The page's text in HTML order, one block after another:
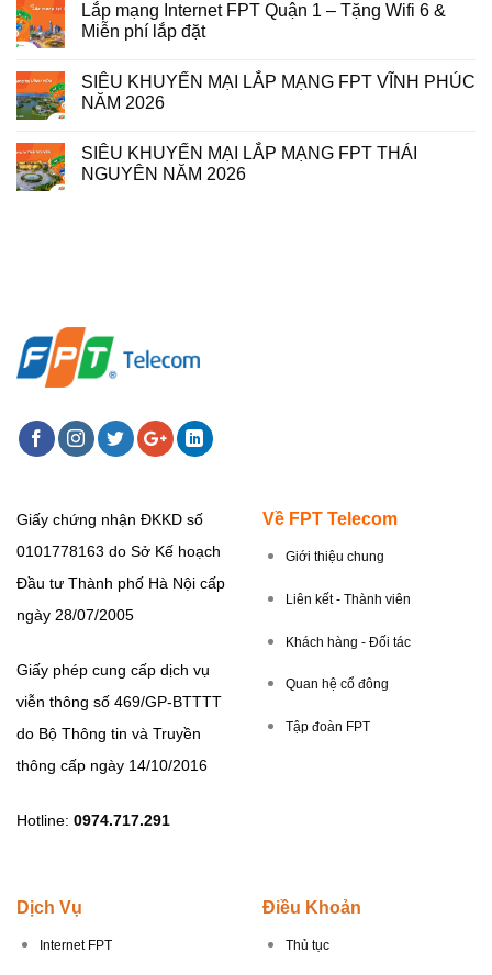
Lắp mạng Internet FPT Quận 1 – Tặng Wifi 6 &
Miễn phí lắp đặt
SIÊU KHUYẾN MẠI LẮP MẠNG FPT VĨNH PHÚC
NĂM 2026
SIÊU KHUYẾN MẠI LẮP MẠNG FPT THÁI
NGUYÊN NĂM 2026
Giấy chứng nhận ĐKKD số
0101778163 do Sở Kế hoạch
Đầu tư Thành phố Hà Nội cấp
ngày 28/07/2005
Giấy phép cung cấp dịch vụ
viễn thông số 469/GP-BTTTT
do Bộ Thông tin và Truyền
thông cấp ngày 14/10/2016
Hotline: 0974.717.291
Về FPT Telecom
Giới thiệu chung
Liên kết - Thành viên
Khách hàng - Đối tác
Quan hệ cổ đông
Tập đoàn FPT
Dịch Vụ
Internet FPT
Điều Khoản
Thủ tục